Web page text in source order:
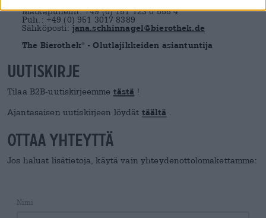
Matkapuhelin: +49 (0) 151 123 0 555 4
Puh.: +49 (0) 951 3017 8389
Sähköposti: jana.schhinnagel@bierothek.de
The Bierothek ® - Olutlajikkeiden asiantuntija
Uutiskirje
Tilaa B2B-uutiskirjeemme tästä !
Ajantasaisen uutiskirjeen löydät täältä
Ottaa yhteyttä
Jos haluat lisätietoja, käytä vain yhteydenottolomakettamme:
Nimi